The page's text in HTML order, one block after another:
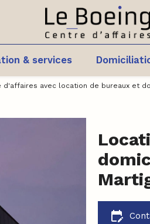
& services
d'affaires avec location de bureaux et
edit_calendar